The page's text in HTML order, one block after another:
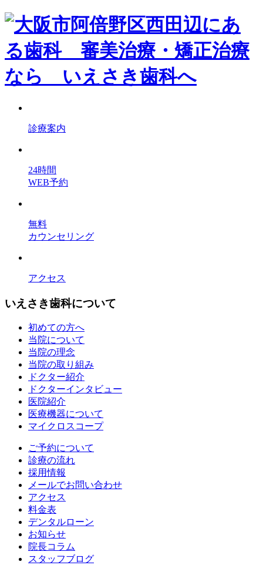
診療案内
24時間
WEB予約
無料
カウンセリング
アクセス
いえさき歯科について
初めての方へ
当院について
当院の理念
当院の取り組み
ドクター紹介
ドクターインタビュー
医院紹介
医療機器について
マイクロスコープ
ご予約について
診療の流れ
採用情報
メールでお問い合わせ
アクセス
料金表
デンタルローン
お知らせ
院長コラム
スタッフブログ